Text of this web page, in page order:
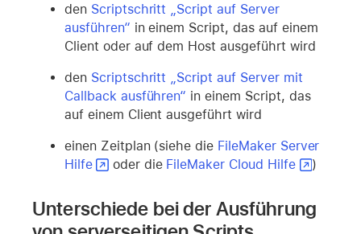
den Scriptschritt „Script auf Server
ausführen“ in einem Script, das auf einem
Client oder auf dem Host ausgeführt wird
den Scriptschritt „Script auf Server mit
Callback ausführen“ in einem Script, das
auf einem Client ausgeführt wird
einen Zeitplan (siehe die FileMaker Server
Hilfe
oder die FileMaker Cloud Hilfe )
Unterschiede bei der Ausführung